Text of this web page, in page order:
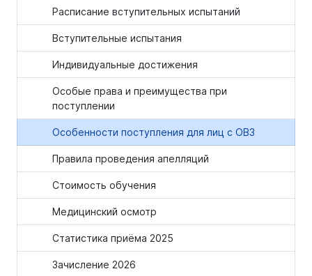
Расписание вступительных испытаний
Вступительные испытания
Индивидуальные достижения
Особые права и преимущества при
поступлении
Особенности поступления для лиц с ОВЗ
Правила проведения апелляций
Стоимость обучения
Медицинский осмотр
Статистика приёма 2025
Зачисление 2026